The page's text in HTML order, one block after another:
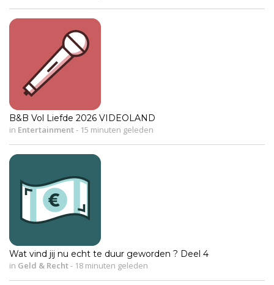
B&B Vol Liefde 2026 VIDEOLAND
in Entertainment- 15 minuten geleden
Wat vind jij nu echt te duur geworden ? Deel 4
in Geld & Recht- 18 minuten geleden